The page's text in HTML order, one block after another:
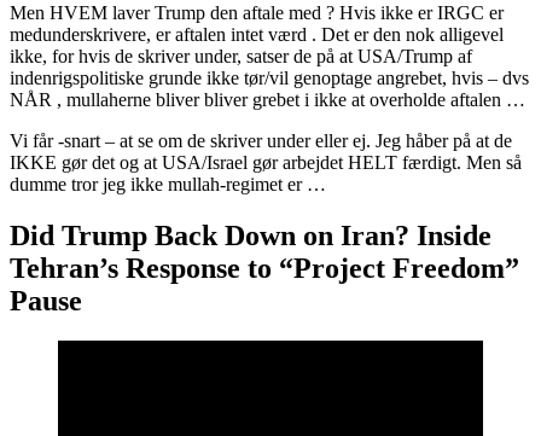
Men HVEM laver Trump den aftale med ? Hvis ikke er IRGC er
medunderskrivere, er aftalen intet værd . Det er den nok alligevel
ikke, for hvis de skriver under, satser de på at USA/Trump af
indenrigspolitiske grunde ikke tør/vil genoptage angrebet, hvis – dvs
NÅR , mullaherne bliver bliver grebet i ikke at overholde aftalen …
Vi får -snart – at se om de skriver under eller ej. Jeg håber på at de
IKKE gør det og at USA/Israel gør arbejdet HELT færdigt. Men så
dumme tror jeg ikke mullah-regimet er …
Did Trump Back Down on Iran? Inside
Tehran’s Response to “Project Freedom”
Pause